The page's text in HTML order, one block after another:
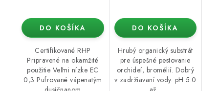
DO KOŠÍKA
Certifikované RHP
Pripravené na okamžité
použitie Veľmi nízke EC
0,3 Pufrované vápenatým
DO KOŠÍKA
Hrubý organický substrát
pre úspešné pestovanie
orchideí, bromélií. Dobrý
v zadržiavaní vody. pH 5.0